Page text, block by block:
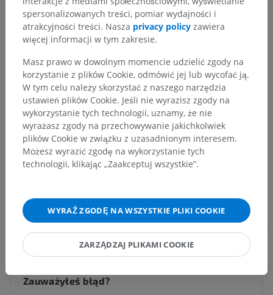
Anatomia człowieka 2
Ciało ludzkie> Układy integrujące >
Układ chłonny> Narządy chłonne wtórne >
Węzły chłonne> Węzeł chłonny> Kora
Powiązane struktury:Nie istnieją struktury powiązane
z tą częścią ciała
Anatomia człowieka 1
Tłumaczenia
Zauważyłeś błąd?
spersonalizowanych treści, pomiar wydajności i
atrakcyjności treści. Nasza privacy policy zawiera
więcej informacji w tym zakresie.
Masz prawo w dowolnym momencie udzielić zgody na
korzystanie z plików Cookie, odmówić jej lub wycofać ją.
W tym celu należy skorzystać z naszego narzędzia
ustawień plików Cookie. Jeśli nie wyrazisz zgody na
wykorzystanie tych technologii, uznamy, że nie
wyrażasz zgody na przechowywanie jakichkolwiek
plików Cookie w związku z uzasadnionym interesem.
Możesz wyrazić zgodę na wykorzystanie tych
technologii, klikając „Zaakceptuj wszystkie”.
WYRAŹ ZGODĘ NA WSZYSTKIE PLIKI COOKIE
ZARZĄDZAJ PLIKAMI COOKIE